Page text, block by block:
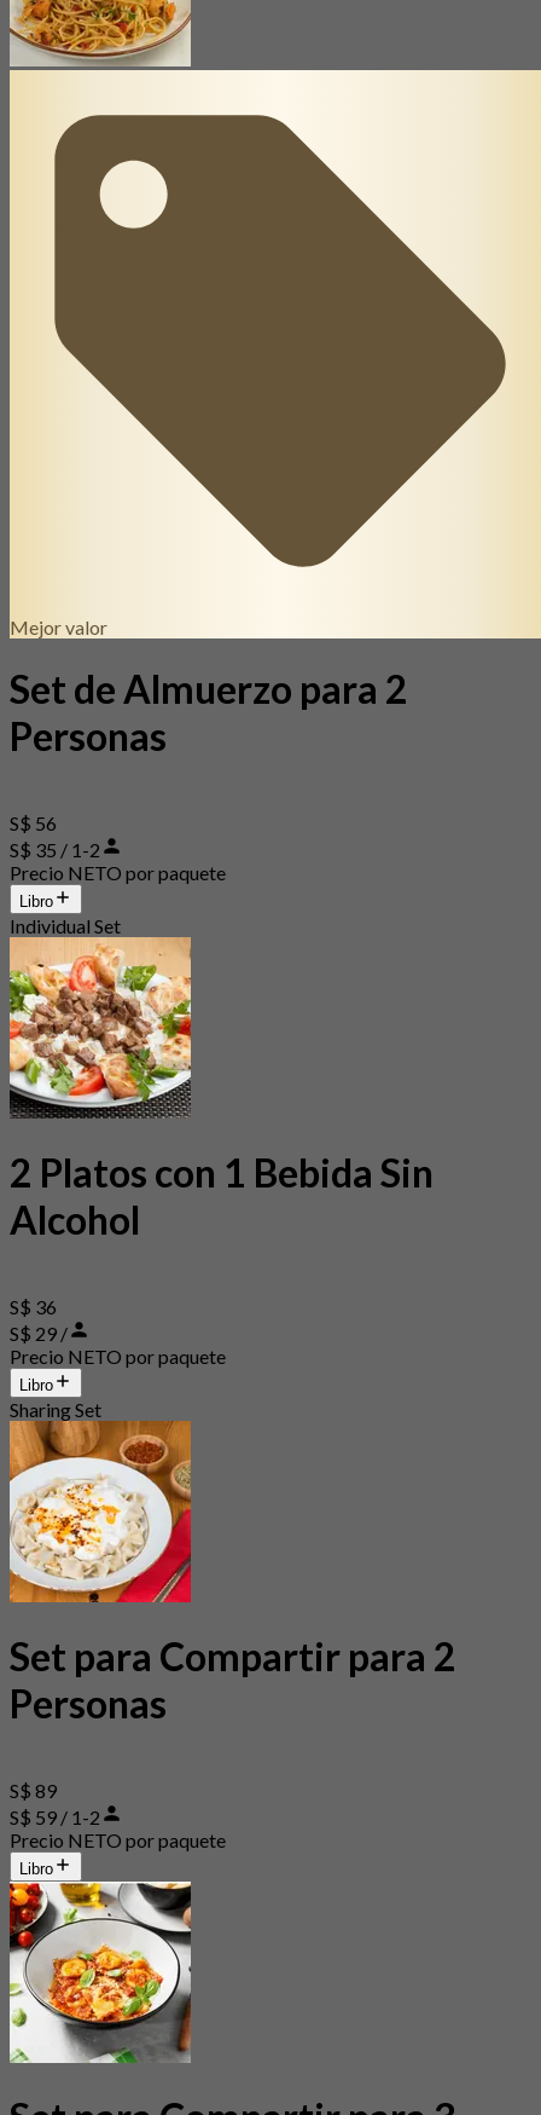
Mejor valor
Set de Almuerzo para 2
Personas
S$ 56
S$ 35 / 1-2
Precio NETO por paquete
Libro
Individual Set
2 Platos con 1 Bebida Sin
Alcohol
S$ 36
S$ 29 /
Precio NETO por paquete
Libro
Sharing Set
Set para Compartir para 2
Personas
S$ 89
S$ 59 / 1-2
Precio NETO por paquete
Libro